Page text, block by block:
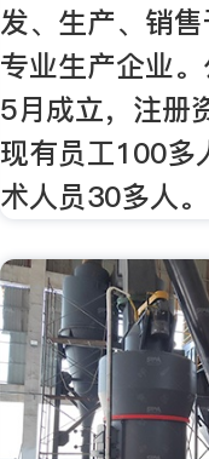
发、生产、销
专业生产企业
5月成立，注册
现有员工100多
术人员30多人。